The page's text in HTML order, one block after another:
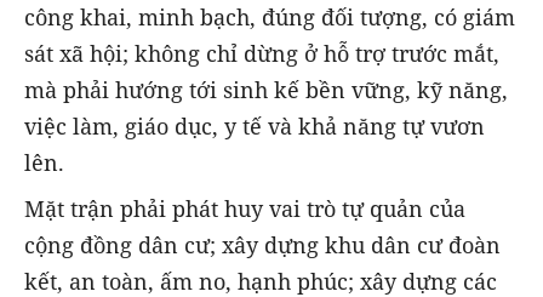
công khai, minh bạch, đúng đối tượng, có giám
sát xã hội; không chỉ dừng ở hỗ trợ trước mắt,
mà phải hướng tới sinh kế bền vững, kỹ năng,
việc làm, giáo dục, y tế và khả năng tự vươn
lên.
Mặt trận phải phát huy vai trò tự quản của
cộng đồng dân cư; xây dựng khu dân cư đoàn
kết, an toàn, ấm no, hạnh phúc; xây dựng các